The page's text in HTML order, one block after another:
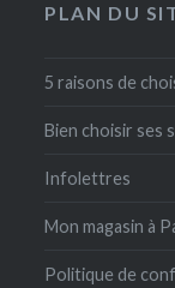
PLAN DU
5 raisons de
Bien choisir ses
Infolettres
Mon magasin à
Politique de